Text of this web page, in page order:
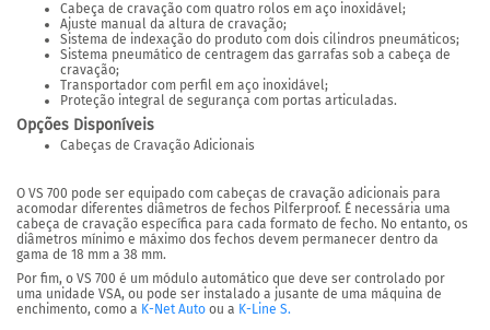
Cabeça de cravação com quatro rolos em aço inoxidável;
Ajuste manual da altura de cravação;
Sistema de indexação do produto com dois cilindros pneumáticos;
Sistema pneumático de centragem das garrafas sob a cabeça de
cravação;
Transportador com perfil em aço inoxidável;
Proteção integral de segurança com portas articuladas.
Opções Disponíveis
Cabeças de Cravação Adicionais
O VS 700 pode ser equipado com cabeças de cravação adicionais para
acomodar diferentes diâmetros de fechos Pilferproof. É necessária uma
cabeça de cravação específica para cada formato de fecho. No entanto, os
diâmetros mínimo e máximo dos fechos devem permanecer dentro da
gama de 18 mm a 38 mm.
Por fim, o VS 700 é um módulo automático que deve ser controlado por
uma unidade VSA, ou pode ser instalado a jusante de uma máquina de
enchimento, como a K-Net Auto ou a K-Line S.